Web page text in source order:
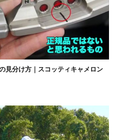
見分け方｜スコッティキャメロン